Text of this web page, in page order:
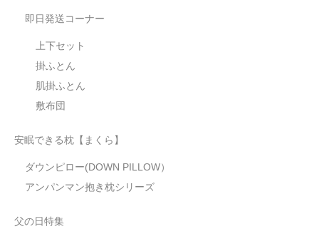
即日発送コーナー
上下セット
掛ふとん
肌掛ふとん
敷布団
安眠できる枕【まくら】
ダウンピロー(DOWN PILLOW）
アンパンマン抱き枕シリーズ
父の日特集